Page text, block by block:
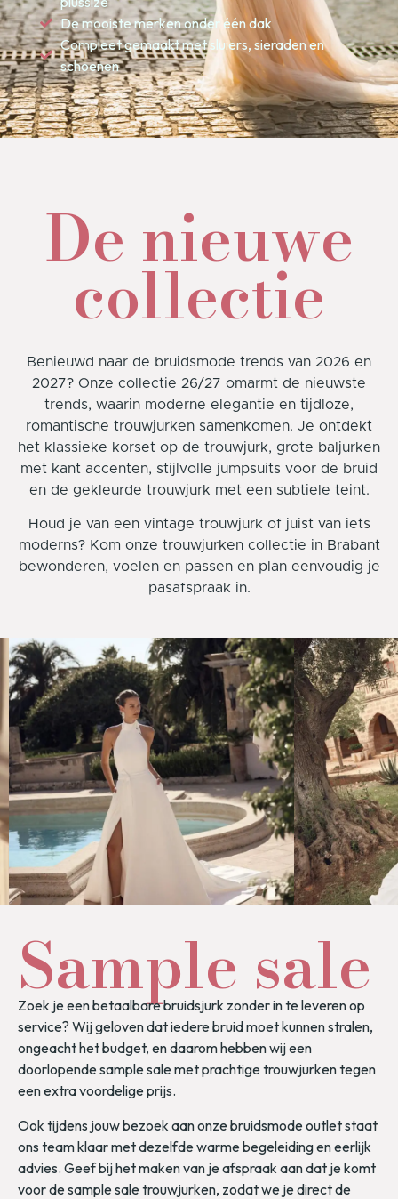
De mooiste merken onder één dak
Compleet gemaakt met sluiers, sieraden en
schoenen
De nieuwe
collectie
Benieuwd naar de bruidsmode trends van 2026 en
2027? Onze collectie 26/27 omarmt de nieuwste
trends, waarin moderne elegantie en tijdloze,
romantische trouwjurken samenkomen. Je ontdekt
het klassieke korset op de trouwjurk, grote baljurken
met kant accenten, stijlvolle jumpsuits voor de bruid
en de gekleurde trouwjurk met een subtiele teint.
Houd je van een vintage trouwjurk of juist van iets
moderns? Kom onze trouwjurken collectie in Brabant
bewonderen, voelen en passen en plan eenvoudig je
pasafspraak in.
Sample sale
Zoek je een betaalbare bruidsjurk zonder in te leveren op
service? Wij geloven dat iedere bruid moet kunnen stralen,
ongeacht het budget, en daarom hebben wij een
doorlopende sample sale met prachtige trouwjurken tegen
een extra voordelige prijs.
Ook tijdens jouw bezoek aan onze bruidsmode outlet staat
ons team klaar met dezelfde warme begeleiding en eerlijk
advies. Geef bij het maken van je afspraak aan dat je komt
voor de sample sale trouwjurken, zodat we je direct de